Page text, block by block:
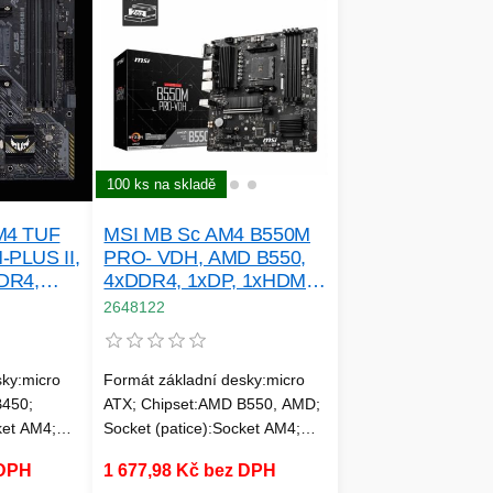
C:0;
DVI:0; DisplayPort Type-C:0;
USB 2:4
TUF
PLUS II,
AM4;
100 ks na skladě
MSI MB Sc AM4 B550M
PRO- VDH, AMD B550,
4xDDR4, 1xDP, 1xHDMI,
1xVGA, mATX
2648122
Formát základní desky:micro
ATX; Chipset:AMD B550, AMD;
Socket (patice):Socket AM4;
Technologie paměti
1 677,98 Kč bez DPH